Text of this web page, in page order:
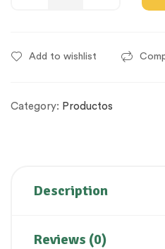
Add to wishlist
Category: Productos
Description
Reviews (0)